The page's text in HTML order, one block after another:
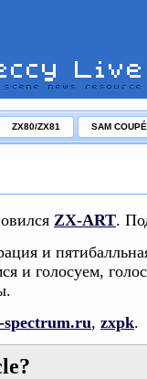
ZX80/ZX81 SAM COUPÉ
ZX-ART.
и
и голосуем,
spectrum.ru, zxpk.